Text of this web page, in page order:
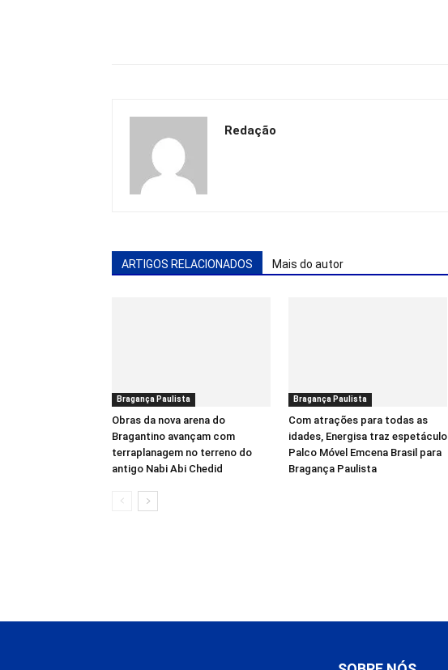
Redação
ARTIGOS RELACIONADOS Mais do autor
Bragança Paulista
Obras da nova arena do
Bragantino avançam com
terraplanagem no terreno do
antigo Nabi Abi Chedid
Bragança Paulista
Com atrações para todas as
idades, Energisa traz espetáculo
Palco Móvel Emcena Brasil para
Bragança Paulista